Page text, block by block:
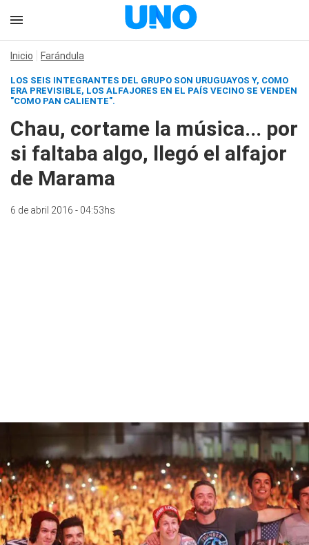
Inicio Farándula
LOS SEIS INTEGRANTES DEL GRUPO SON URUGUAYOS Y, COMO
ERA PREVISIBLE, LOS ALFAJORES EN EL PAÍS VECINO SE VENDEN
"COMO PAN CALIENTE".
Chau, cortame la música... por
si faltaba algo, llegó el alfajor
de Marama
6 de abril 2016 - 04:53hs